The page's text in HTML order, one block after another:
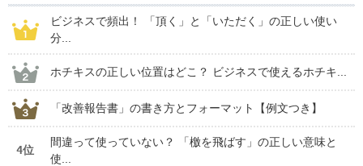
ビジネスで頻出！ 「頂く」と「いただく」の正しい使い
分...
ホチキスの正しい位置はどこ？ ビジネスで使えるホチキ...
「改善報告書」の書き方とフォーマット【例文つき】
4位
間違って使っていない？ 「檄を飛ばす」の正しい意味と
使...